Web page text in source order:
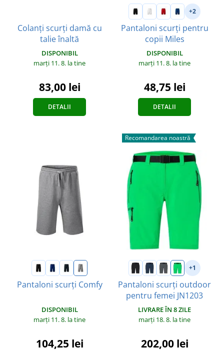
Colanți scurți damă cu
talie înaltă
DISPONIBIL
marți 11. 8. la tine
83,00 lei
DETALII
+2
Pantaloni scurți pentru
copii Miles
DISPONIBIL
marți 11. 8. la tine
48,75 lei
DETALII
Pantaloni scurți Comfy
DISPONIBIL
marți 11. 8. la tine
104,25 lei
Recomandarea noastră
+1
Pantaloni scurți outdoor
pentru femei JN1203
LIVRARE ÎN 8 ZILE
marți 18. 8. la tine
202,00 lei